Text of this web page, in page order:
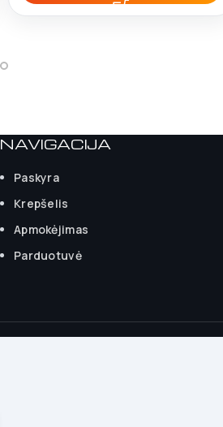
NAVIGACIJA
Paskyra
Krepšelis
Apmokėjimas
Parduotuvė